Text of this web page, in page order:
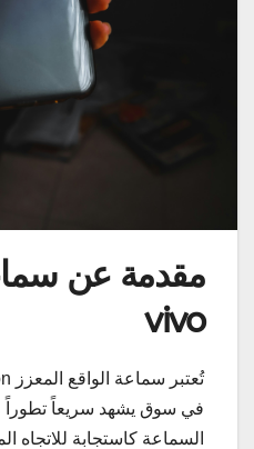
vivo
في سوق يشهد سريعاً تطوراً
السماعة كاستجابة للاتجاه